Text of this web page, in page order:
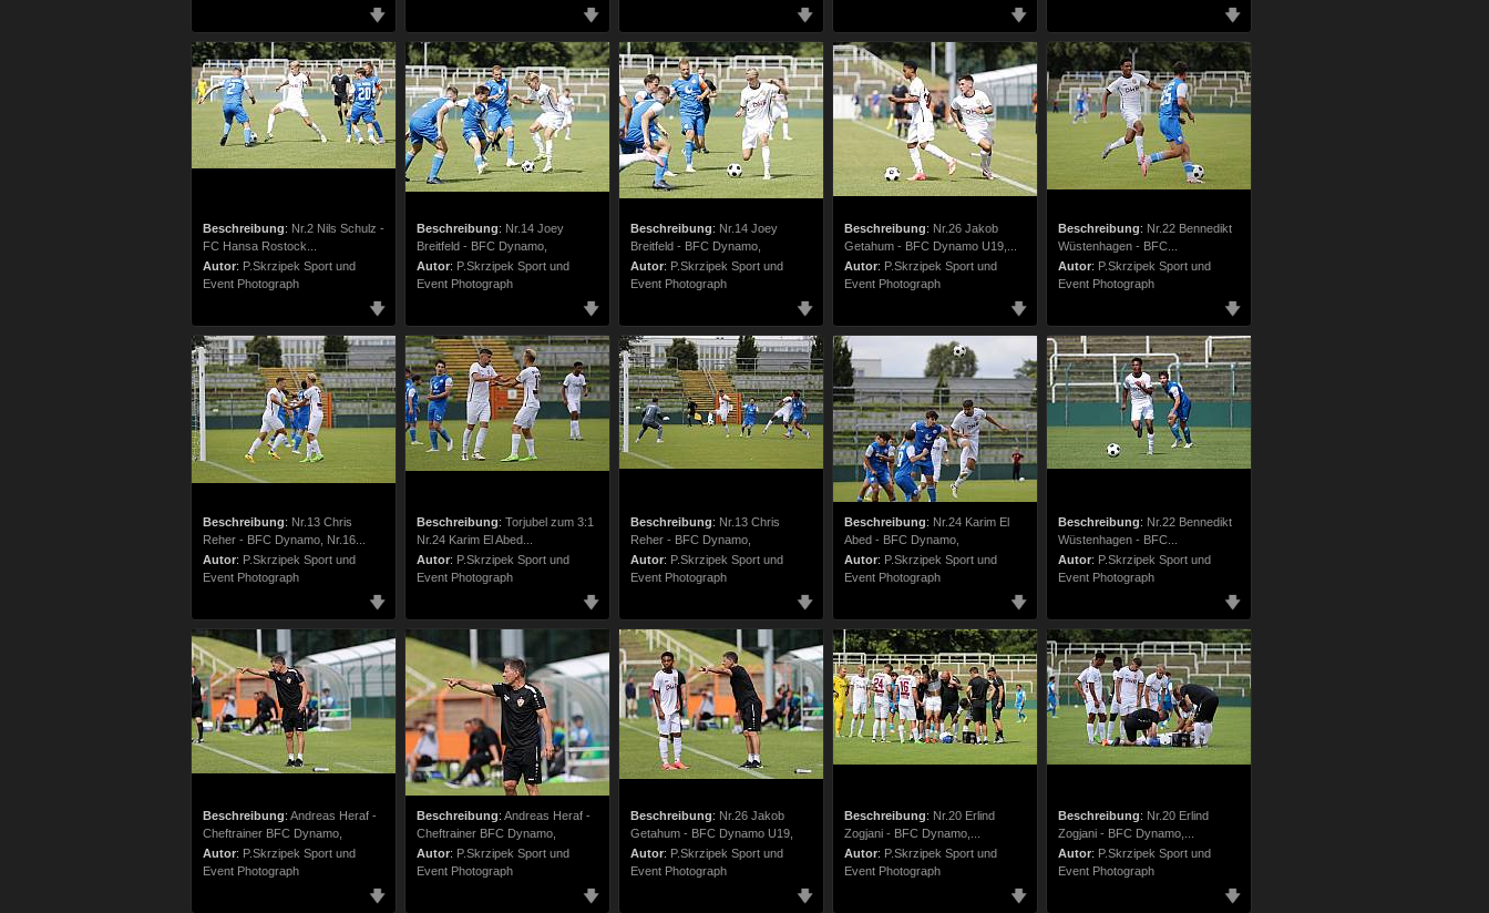
Beschreibung: Nr.2 Nils Schulz -
FC Hansa Rostock...
Autor: P.Skrzipek Sport und
Event Photograph
Beschreibung: Nr.14 Joey
Breitfeld - BFC Dynamo,
Autor: P.Skrzipek Sport und
Event Photograph
Beschreibung: Nr.14 Joey
Breitfeld - BFC Dynamo,
Autor: P.Skrzipek Sport und
Event Photograph
Beschreibung: Nr.26 Jakob
Getahum - BFC Dynamo U19,...
Autor: P.Skrzipek Sport und
Event Photograph
Beschreibung: Nr.22 Bennedikt
Wüstenhagen - BFC...
Autor: P.Skrzipek Sport und
Event Photograph
Beschreibung: Nr.13 Chris
Reher - BFC Dynamo, Nr.16...
Autor: P.Skrzipek Sport und
Event Photograph
Beschreibung: Torjubel zum 3:1
Nr.24 Karim El Abed...
Autor: P.Skrzipek Sport und
Event Photograph
Beschreibung: Nr.13 Chris
Reher - BFC Dynamo,
Autor: P.Skrzipek Sport und
Event Photograph
Beschreibung: Nr.24 Karim El
Abed - BFC Dynamo,
Autor: P.Skrzipek Sport und
Event Photograph
Beschreibung: Nr.22 Bennedikt
Wüstenhagen - BFC...
Autor: P.Skrzipek Sport und
Event Photograph
Beschreibung: Andreas Heraf -
Cheftrainer BFC Dynamo,
Autor: P.Skrzipek Sport und
Event Photograph
Beschreibung: Andreas Heraf -
Cheftrainer BFC Dynamo,
Autor: P.Skrzipek Sport und
Event Photograph
Beschreibung: Nr.26 Jakob
Getahum - BFC Dynamo U19,
Autor: P.Skrzipek Sport und
Event Photograph
Beschreibung: Nr.20 Erlind
Zogjani - BFC Dynamo,...
Autor: P.Skrzipek Sport und
Event Photograph
Beschreibung: Nr.20 Erlind
Zogjani - BFC Dynamo,...
Autor: P.Skrzipek Sport und
Event Photograph